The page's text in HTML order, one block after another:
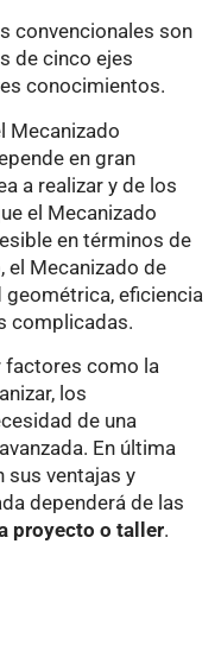
convencionales son
de cinco ejes
conocimientos.
Mecanizado
en gran
a realizar y de los
el Mecanizado
en términos de
el Mecanizado de
eficiencia
complicadas.
factores como la
los
de una
En última
sus ventajas y
dependerá de las
proyecto o taller.